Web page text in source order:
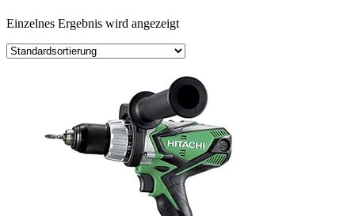
Einzelnes Ergebnis wird angezeigt